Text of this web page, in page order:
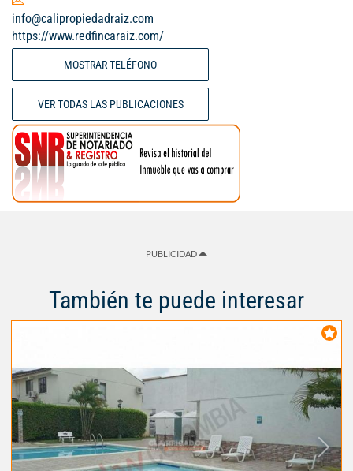
info@calipropiedadraiz.com
https://www.redfincaraiz.com/
MOSTRAR TELÉFONO
VER TODAS LAS PUBLICACIONES
PUBLICIDAD
También te puede interesar